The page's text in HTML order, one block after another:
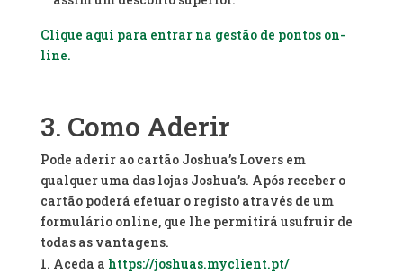
Clique aqui para entrar na gestão de pontos on-
line.
3. Como Aderir
Pode aderir ao cartão Joshua’s Lovers em
qualquer uma das lojas Joshua’s. Após receber o
cartão poderá efetuar o registo através de um
formulário online, que lhe permitirá usufruir de
todas as vantagens.
Aceda a https://joshuas.myclient.pt/